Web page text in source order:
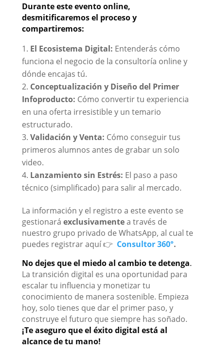
Durante este evento online,
desmitificaremos el proceso y
compartiremos:
El Ecosistema Digital: Entenderás cómo
funciona el negocio de la consultoría online y
dónde encajas tú.
Conceptualización y Diseño del Primer
Infoproducto: Cómo convertir tu experiencia
en una oferta irresistible y un temario
estructurado.
Validación y Venta: Cómo conseguir tus
primeros alumnos antes de grabar un solo
video.
Lanzamiento sin Estrés: El paso a paso
técnico (simplificado) para salir al mercado.
La información y el registro a este evento se
gestionará exclusivamentea través de
nuestro grupo privado de WhatsApp, al cual te
puedes registrar aquí 👉 Consultor 360°.
No dejes que el miedo al cambio te detenga.
La transición digital es una oportunidad para
escalar tu influencia y monetizar tu
conocimiento de manera sostenible. Empieza
hoy, solo tienes que dar el primer paso, y
construye el futuro que siempre has soñado.
¡Te aseguro que el éxito digital está al
alcance de tu mano!